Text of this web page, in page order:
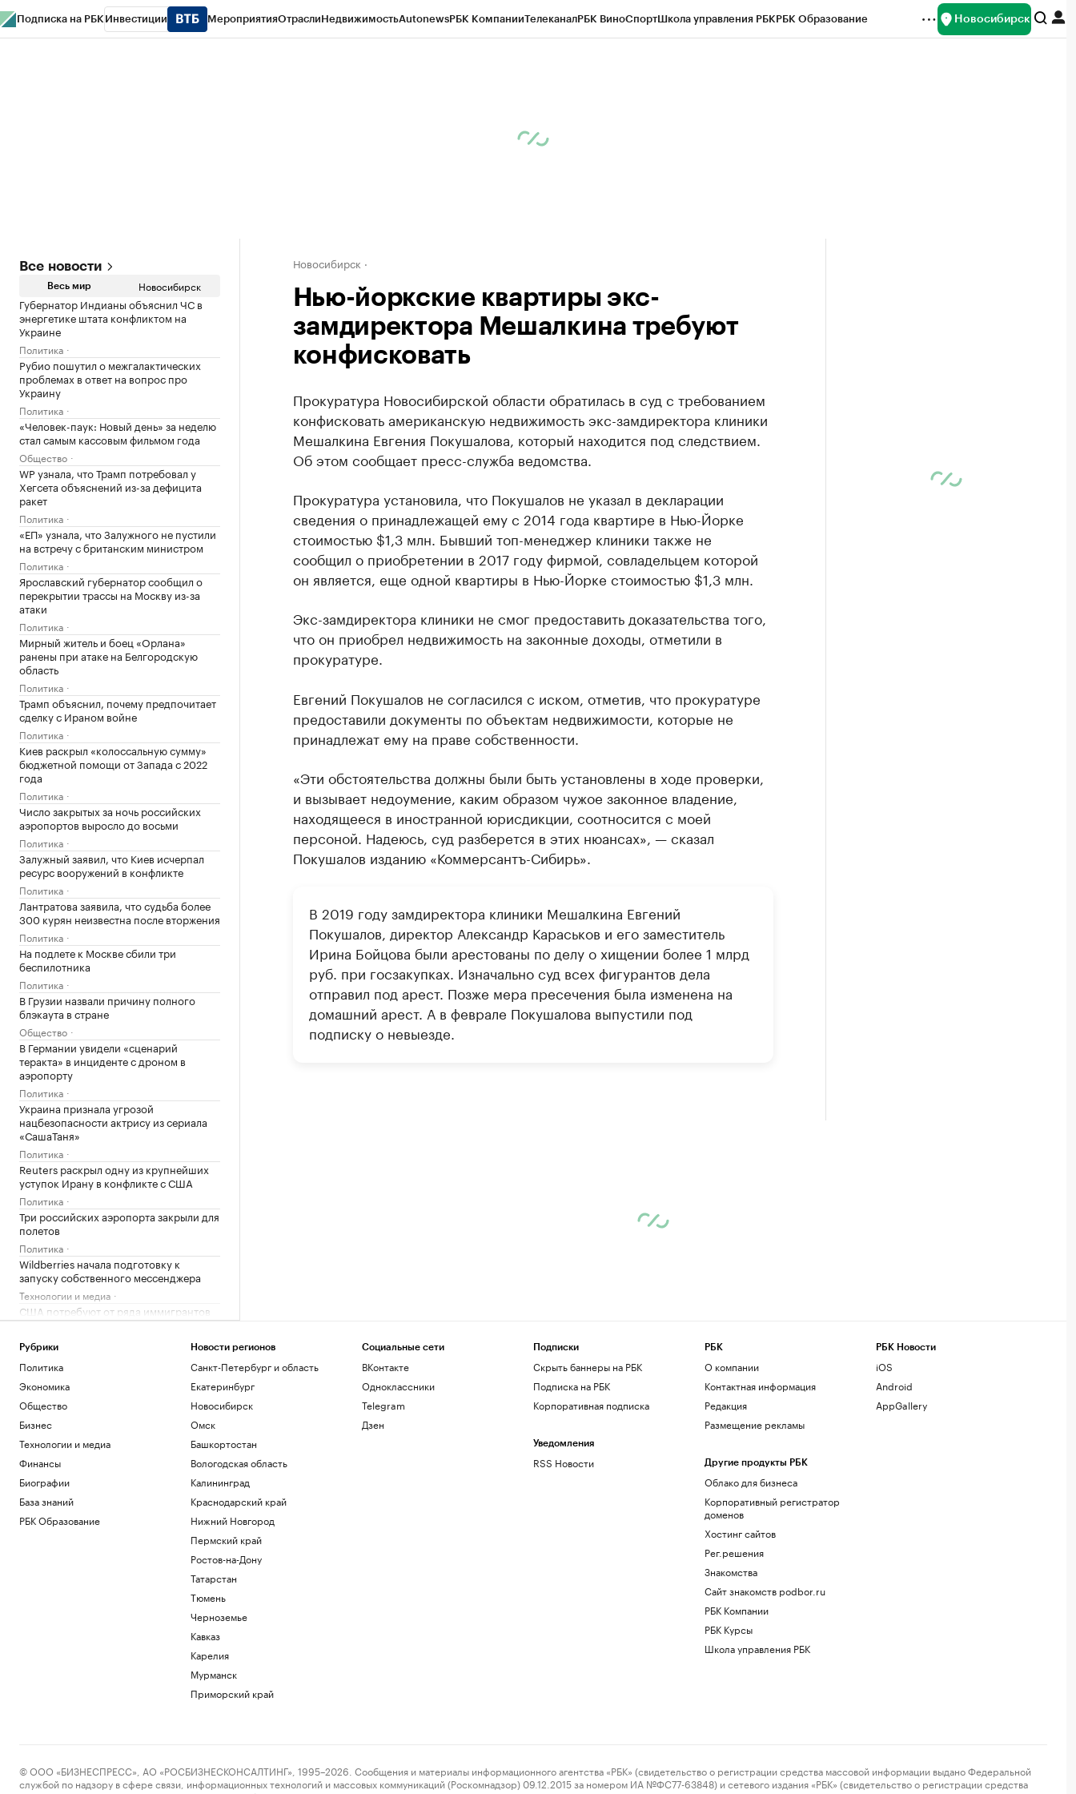
Подписка на РБК Инвестиции МероприятияОтраслиНедвижимостьAutonewsРБК КомпанииТелеканалРБК ВиноСпортШкола управления РБКРБК Образование Новосибирск
Все новости
Весь мир Новосибирск
Губернатор Индианы объяснил ЧС в
энергетике штата конфликтом на
Украине
Политика
Рубио пошутил о межгалактических
проблемах в ответ на вопрос про
Украину
Политика
«Человек-паук: Новый день» за неделю
стал самым кассовым фильмом года
Общество
WP узнала, что Трамп потребовал у
Хегсета объяснений из-за дефицита
ракет
Политика
«ЕП» узнала, что Залужного не пустили
на встречу с британским министром
Политика
Ярославский губернатор сообщил о
перекрытии трассы на Москву из-за
атаки
Политика
Мирный житель и боец «Орлана»
ранены при атаке на Белгородскую
область
Политика
Трамп объяснил, почему предпочитает
сделку с Ираном войне
Политика
Киев раскрыл «колоссальную сумму»
бюджетной помощи от Запада с 2022
года
Политика
Число закрытых за ночь российских
аэропортов выросло до восьми
Политика
Залужный заявил, что Киев исчерпал
ресурс вооружений в конфликте
Политика
Лантратова заявила, что судьба более
300 курян неизвестна после вторжения
Политика
На подлете к Москве сбили три
беспилотника
Политика
В Грузии назвали причину полного
блэкаута в стране
Общество
В Германии увидели «сценарий
теракта» в инциденте с дроном в
аэропорту
Политика
Украина признала угрозой
нацбезопасности актрису из сериала
«СашаТаня»
Политика
Reuters раскрыл одну из крупнейших
уступок Ирану в конфликте с США
Политика
Три российских аэропорта закрыли для
полетов
Политика
Wildberries начала подготовку к
запуску собственного мессенджера
Технологии и медиа
США потребуют от ряда иммигрантов
залоги до $250 тыс. для получения виз
Политика
Новосибирск
Нью-йоркские квартиры экс-
замдиректора Мешалкина требуют
конфисковать
Прокуратура Новосибирской области обратилась в суд с требованием
конфисковать американскую недвижимость экс-замдиректора клиники
Мешалкина Евгения Покушалова, который находится под следствием.
Об этом сообщает пресс-служба ведомства.
Прокуратура установила, что Покушалов не указал в декларации
сведения о принадлежащей ему с 2014 года квартире в Нью-Йорке
стоимостью $1,3 млн. Бывший топ-менеджер клиники также не
сообщил о приобретении в 2017 году фирмой, совладельцем которой
он является, еще одной квартиры в Нью-Йорке стоимостью $1,3 млн.
Экс-замдиректора клиники не смог предоставить доказательства того,
что он приобрел недвижимость на законные доходы, отметили в
прокуратуре.
Евгений Покушалов не согласился с иском, отметив, что прокуратуре
предоставили документы по объектам недвижимости, которые не
принадлежат ему на праве собственности.
«Эти обстоятельства должны были быть установлены в ходе проверки,
и вызывает недоумение, каким образом чужое законное владение,
находящееся в иностранной юрисдикции, соотносится с моей
персоной. Надеюсь, суд разберется в этих нюансах», — сказал
Покушалов изданию «Коммерсантъ-Сибирь».
В 2019 году замдиректора клиники Мешалкина Евгений
Покушалов, директор Александр Караськов и его заместитель
Ирина Бойцова были арестованы по делу о хищении более 1 млрд
руб. при госзакупках. Изначально суд всех фигурантов дела
отправил под арест. Позже мера пресечения была изменена на
домашний арест. А в феврале Покушалова выпустили под
подписку о невыезде.
Рубрики
Политика
Экономика
Общество
Бизнес
Технологии и медиа
Финансы
Биографии
База знаний
РБК Образование
Новости регионов
Санкт-Петербург и область
Екатеринбург
Новосибирск
Омск
Башкортостан
Вологодская область
Калининград
Краснодарский край
Нижний Новгород
Пермский край
Ростов-на-Дону
Татарстан
Тюмень
Черноземье
Кавказ
Карелия
Мурманск
Приморский край
Социальные сети
ВКонтакте
Одноклассники
Telegram
Дзен
Подписки
Скрыть баннеры на РБК
Подписка на РБК
Корпоративная подписка
Уведомления
RSS Новости
РБК
О компании
Контактная информация
Редакция
Размещение рекламы
Другие продукты РБК
Облако для бизнеса
Корпоративный регистратор
доменов
Хостинг сайтов
Рег.решения
Знакомства
Сайт знакомств podbor.ru
РБК Компании
РБК Курсы
Школа управления РБК
РБК Новости
iOS
Android
AppGallery
© ООО «БИЗНЕСПРЕСС», АО «РОСБИЗНЕСКОНСАЛТИНГ», 1995–2026. Сообщения и материалы информационного агентства «РБК» (свидетельство о регистрации средства массовой информации выдано Федеральной
службой по надзору в сфере связи, информационных технологий и массовых коммуникаций (Роскомнадзор) 09.12.2015 за номером ИА №ФС77-63848) и сетевого издания «РБК» (свидетельство о регистрации средства